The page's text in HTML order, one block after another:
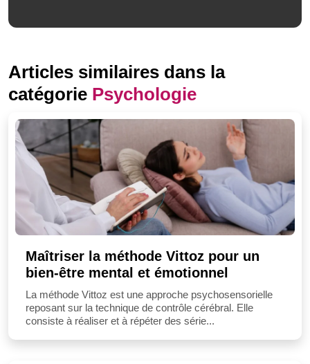
Articles similaires dans la
catégorie Psychologie
Maîtriser la méthode Vittoz pour un
bien-être mental et émotionnel
La méthode Vittoz est une approche psychosensorielle
reposant sur la technique de contrôle cérébral. Elle
consiste à réaliser et à répéter des série...